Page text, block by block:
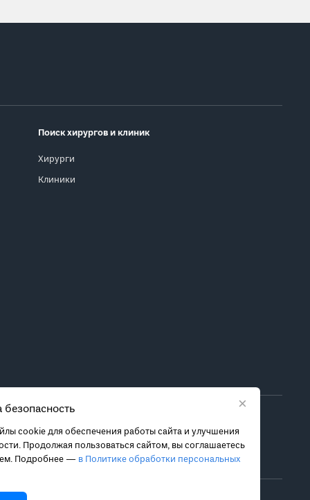
×
cookie для обеспечения работы сайта и улучшения
Продолжая пользоваться сайтом, вы соглашаетесь
Подробнее — в Политике обработки персональных
Поиск хирургов и клиник
Хирурги
Клиники
метода лечения обратитесь за консультацией к
с ними рисках, чтобы принять обоснованное